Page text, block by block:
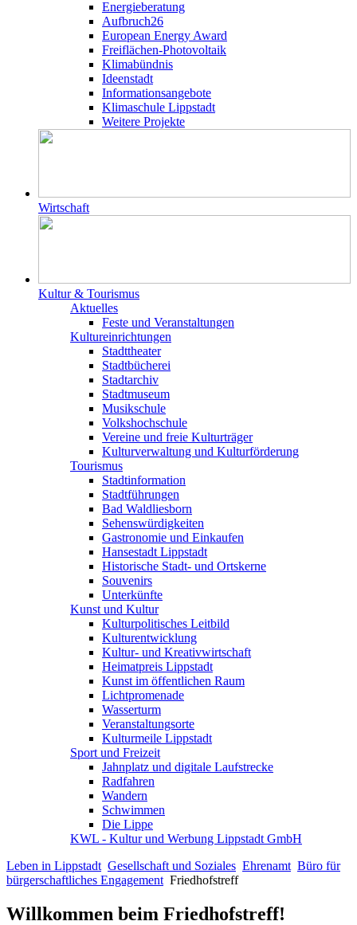
Energieberatung
Aufbruch26
European Energy Award
Freiflächen-Photovoltaik
Klimabündnis
Ideenstadt
Informationsangebote
Klimaschule Lippstadt
Weitere Projekte
Wirtschaft
Kultur & Tourismus
Aktuelles
Feste und Veranstaltungen
Kultureinrichtungen
Stadttheater
Stadtbücherei
Stadtarchiv
Stadtmuseum
Musikschule
Volkshochschule
Vereine und freie Kulturträger
Kulturverwaltung und Kulturförderung
Tourismus
Stadtinformation
Stadtführungen
Bad Waldliesborn
Sehenswürdigkeiten
Gastronomie und Einkaufen
Hansestadt Lippstadt
Historische Stadt- und Ortskerne
Souvenirs
Unterkünfte
Kunst und Kultur
Kulturpolitisches Leitbild
Kulturentwicklung
Kultur- und Kreativwirtschaft
Heimatpreis Lippstadt
Kunst im öffentlichen Raum
Lichtpromenade
Wasserturm
Veranstaltungsorte
Kulturmeile Lippstadt
Sport und Freizeit
Jahnplatz und digitale Laufstrecke
Radfahren
Wandern
Schwimmen
Die Lippe
KWL - Kultur und Werbung Lippstadt GmbH
Leben in Lippstadt Gesellschaft und Soziales Ehrenamt Büro für
bürgerschaftliches Engagement Friedhofstreff
Willkommen beim Friedhofstreff!